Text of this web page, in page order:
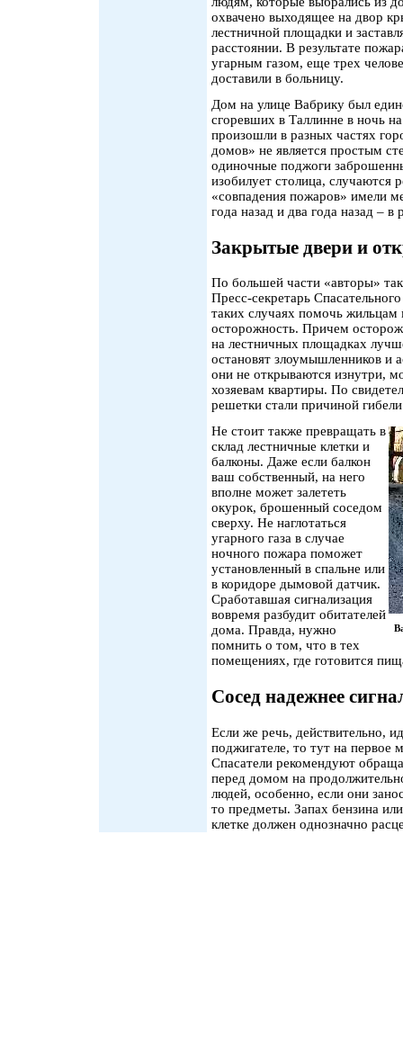
охвачено выходящее на двор
лестничной площадки и
расстоянии. В результате
угарным газом, еще трех
доставили в больницу.
Дом на улице Вабрику был
сгоревших в Таллинне в ночь
произошли в разных частях
домов» не является простым
одиночные поджоги
изобилует столица, случаются
«совпадения пожаров» имели
года назад и два года назад – в
Закрытые двери и
По большей части «авторы»
Пресс-секретарь
таких случаях помочь жильцам
осторожность. Причем
на лестничных площадках
остановят злоумышленников и
они не открываются изнутри,
хозяевам квартиры. По
решетки стали причиной
Не стоит также превращать в
склад лестничные клетки и
балконы. Даже если балкон
ваш собственный, на него
вполне может залететь
окурок, брошенный соседом
сверху. Не наглотаться
угарного газа в случае
ночного пожара поможет
установленный в спальне или
в коридоре дымовой датчик.
Сработавшая сигнализация
вовремя разбудит обитателей
дома. Правда, нужно
помнить о том, что в тех
помещениях, где готовится
Сосед надежнее
Если же речь, действительно,
поджигателе, то тут на первое
Спасатели рекомендуют
перед домом на
людей, особенно, если они
то предметы. Запах бензина
клетке должен однозначно